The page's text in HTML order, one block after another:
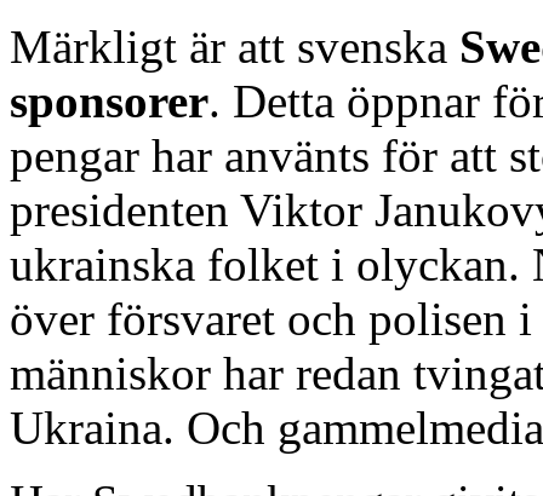
Märkligt är att svenska
sponsorer. Detta öppnar
pengar har använts för att
presidenten Viktor
ukrainska folket i olyckan.
över försvaret och polisen
människor har redan
Ukraina. Och